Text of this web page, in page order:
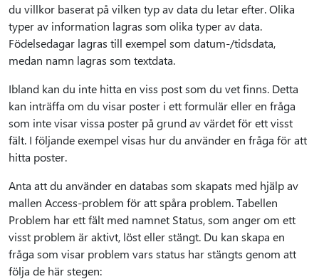
du villkor baserat på vilken typ av data du letar efter. Olika
typer av information lagras som olika typer av data.
Födelsedagar lagras till exempel som datum-/tidsdata,
medan namn lagras som textdata.
Ibland kan du inte hitta en viss post som du vet finns. Detta
kan inträffa om du visar poster i ett formulär eller en fråga
som inte visar vissa poster på grund av värdet för ett visst
fält. I följande exempel visas hur du använder en fråga för att
hitta poster.
Anta att du använder en databas som skapats med hjälp av
mallen Access-problem för att spåra problem. Tabellen
Problem har ett fält med namnet Status, som anger om ett
visst problem är aktivt, löst eller stängt. Du kan skapa en
fråga som visar problem vars status har stängts genom att
följa de här stegen: